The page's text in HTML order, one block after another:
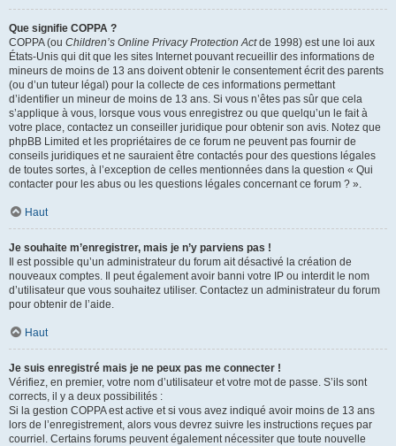
Que signifie COPPA ?
COPPA (ou Children’s Online Privacy Protection Actde 1998) est une loi aux
États-Unis qui dit que les sites Internet pouvant recueillir des informations de
mineurs de moins de 13 ans doivent obtenir le consentement écrit des parents
(ou d’un tuteur légal) pour la collecte de ces informations permettant
d’identifier un mineur de moins de 13 ans. Si vous n’êtes pas sûr que cela
s’applique à vous, lorsque vous vous enregistrez ou que quelqu’un le fait à
votre place, contactez un conseiller juridique pour obtenir son avis. Notez que
phpBB Limited et les propriétaires de ce forum ne peuvent pas fournir de
conseils juridiques et ne sauraient être contactés pour des questions légales
de toutes sortes, à l’exception de celles mentionnées dans la question « Qui
contacter pour les abus ou les questions légales concernant ce forum ? ».
Haut
Je souhaite m’enregistrer, mais je n’y parviens pas !
Il est possible qu’un administrateur du forum ait désactivé la création de
nouveaux comptes. Il peut également avoir banni votre IP ou interdit le nom
d’utilisateur que vous souhaitez utiliser. Contactez un administrateur du forum
pour obtenir de l’aide.
Haut
Je suis enregistré mais je ne peux pas me connecter !
Vérifiez, en premier, votre nom d’utilisateur et votre mot de passe. S’ils sont
corrects, il y a deux possibilités :
Si la gestion COPPA est active et si vous avez indiqué avoir moins de 13 ans
lors de l’enregistrement, alors vous devrez suivre les instructions reçues par
courriel. Certains forums peuvent également nécessiter que toute nouvelle